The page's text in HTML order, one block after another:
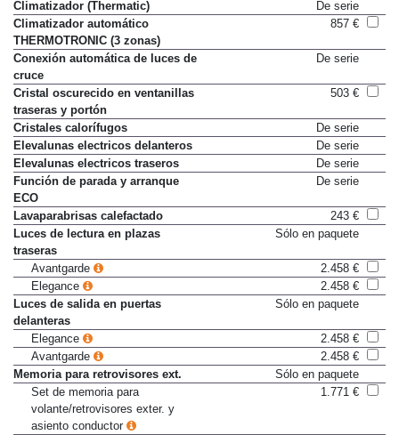
Climatizador (Thermatic)
De serie
Climatizador automático
THERMOTRONIC (3 zonas)
857 €
Conexión automática de luces de
cruce
De serie
Cristal oscurecido en ventanillas
traseras y portón
503 €
Cristales calorífugos
De serie
Elevalunas electricos delanteros
De serie
Elevalunas electricos traseros
De serie
Función de parada y arranque
ECO
De serie
Lavaparabrisas calefactado
243 €
Luces de lectura en plazas
traseras
Sólo en paquete
Avantgarde
2.458 €
Elegance
2.458 €
Luces de salida en puertas
delanteras
Sólo en paquete
Elegance
2.458 €
Avantgarde
2.458 €
Memoria para retrovisores ext.
Sólo en paquete
Set de memoria para
volante/retrovisores exter. y
asiento conductor
1.771 €